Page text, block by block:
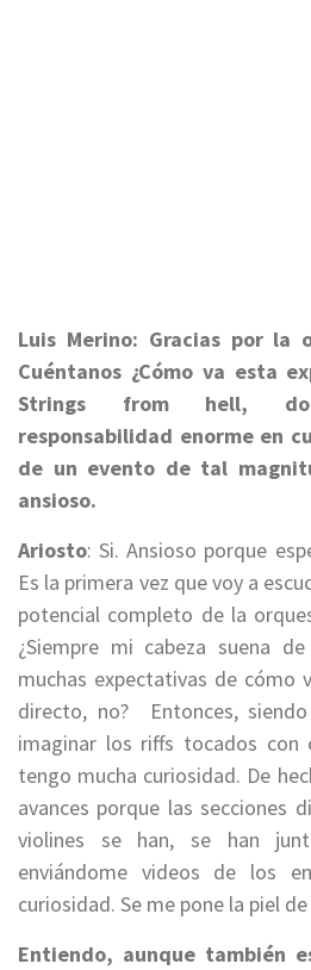
Luis Merino: Gracias por la
Cuéntanos ¿Cómo va esta
Strings from hell,
responsabilidad enorme en
de un evento de tal
ansioso.
Ariosto: Si. Ansioso porque
Es la primera vez que voy a
potencial completo de la
¿Siempre mi cabeza suena
muchas expectativas de cómo
directo, no?Entonces,
imaginar los riffs tocados con
tengo mucha curiosidad. De
avances porque las secciones
violines se han, se han
enviándome videos de los
curiosidad. Se me pone la piel
Entiendo, aunque también